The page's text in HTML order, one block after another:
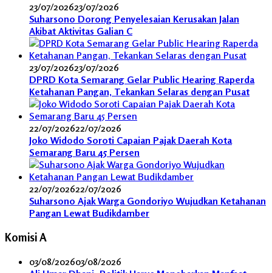
23/07/202623/07/2026
Suharsono Dorong Penyelesaian Kerusakan Jalan
Akibat Aktivitas Galian C
23/07/202623/07/2026
DPRD Kota Semarang Gelar Public Hearing Raperda
Ketahanan Pangan, Tekankan Selaras dengan Pusat
22/07/202622/07/2026
Joko Widodo Soroti Capaian Pajak Daerah Kota
Semarang Baru 45 Persen
22/07/202622/07/2026
Suharsono Ajak Warga Gondoriyo Wujudkan Ketahanan
Pangan Lewat Budikdamber
Komisi A
03/08/202603/08/2026